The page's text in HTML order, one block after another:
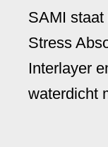
SAMI
Stress
Interlayer
waterdicht